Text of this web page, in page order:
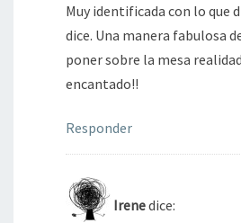
Muy identificada con lo que
dice. Una manera fabulosa
poner sobre la mesa
encantado!!
Responder
Irenedice: